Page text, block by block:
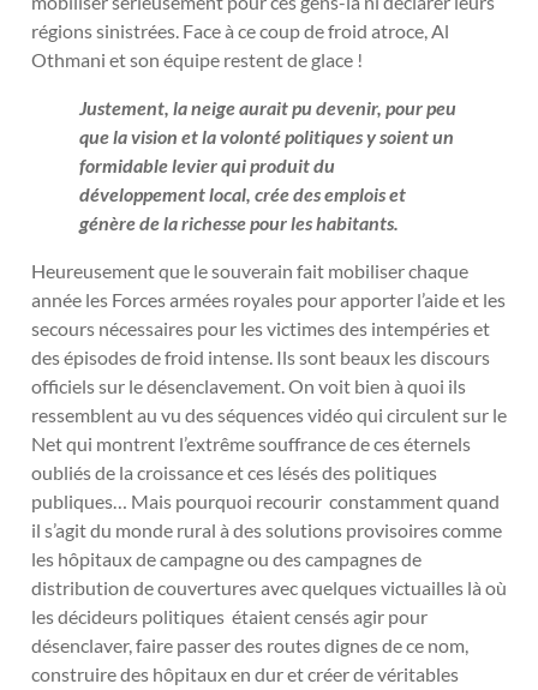
régions sinistrées. Face à ce coup de froid atroce, Al
Othmani et son équipe restent de glace !
Justement, la neige aurait pu devenir, pour peu
que la vision et la volonté politiques y soient un
formidable levier qui produit du
développement local, crée des emplois et
génère de la richesse pour les habitants.
Heureusement que le souverain fait mobiliser chaque
année les Forces armées royales pour apporter l’aide et les
secours nécessaires pour les victimes des intempéries et
des épisodes de froid intense. Ils sont beaux les discours
officiels sur le désenclavement. On voit bien à quoi ils
ressemblent au vu des séquences vidéo qui circulent sur le
Net qui montrent l’extrême souffrance de ces éternels
oubliés de la croissance et ces lésés des politiques
publiques… Mais pourquoi recourir constamment quand
il s’agit du monde rural à des solutions provisoires comme
les hôpitaux de campagne ou des campagnes de
distribution de couvertures avec quelques victuailles là où
les décideurs politiques étaient censés agir pour
désenclaver, faire passer des routes dignes de ce nom,
construire des hôpitaux en dur et créer de véritables